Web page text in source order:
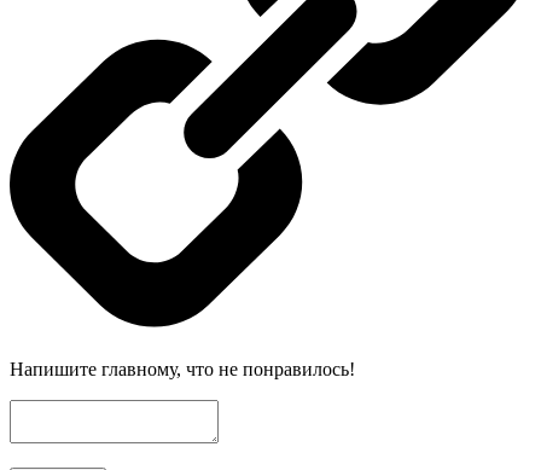
Напишите главному, что не понравилось!